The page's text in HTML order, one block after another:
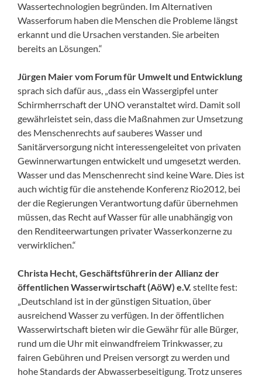
Wassertechnologien begründen. Im Alternativen
Wasserfo­rum haben die Menschen die Probleme längst
erkannt und die Ursachen verstanden. Sie arbeiten
bereits an Lösungen.“
Jürgen Maier vom Forum für Umwelt und Entwicklung
sprach sich dafür aus, „dass ein Wassergipfel unter
Schirmherrschaft der UNO veranstaltet wird. Damit soll
gewährleistet sein, dass die Maßnahmen zur Umsetzung
des Menschenrechts auf sauberes Wasser und
Sanitärversorgung nicht interessen­geleitet von privaten
Gewinnerwartungen entwickelt und umgesetzt werden.
Wasser und das Menschenrecht sind keine Ware. Dies ist
auch wichtig für die anstehende Konferenz Rio2012, bei
der die Regierungen Verantwortung dafür übernehmen
müssen, das Recht auf Wasser für alle unabhängig von
den Renditeerwartungen privater Wasserkonzerne zu
verwirklichen.“
Christa Hecht, Geschäftsführerin der Allianz der
öffentlichen Wasserwirtschaft (AöW) e.V. stellte fest:
„Deutschland ist in der günstigen Situation, über
ausreichend Wasser zu verfügen. In der öffentlichen
Wasserwirtschaft bieten wir die Gewähr für alle Bürger,
rund um die Uhr mit einwandfreiem Trinkwasser, zu
fairen Gebühren und Preisen versorgt zu werden und
hohe Standards der Abwasserbeseitigung. Trotz unseres